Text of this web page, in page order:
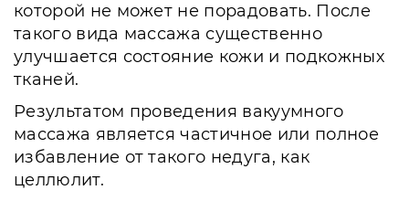
которой не может не порадовать. После
такого вида массажа существенно
улучшается состояние кожи и подкожных
тканей.
Результатом проведения вакуумного
массажа является частичное или полное
избавление от такого недуга, как
целлюлит.